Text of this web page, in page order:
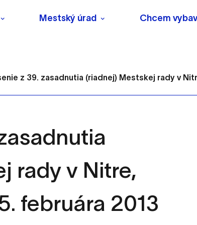
Mestský úrad Chcem
z 39. zasadnutia (riadnej) Mestskej rady v
rady v Nitre,
februára 2013
ktorých webové stránky môžu ukladať